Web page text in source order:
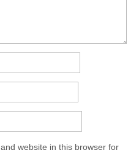
and website in this browser for